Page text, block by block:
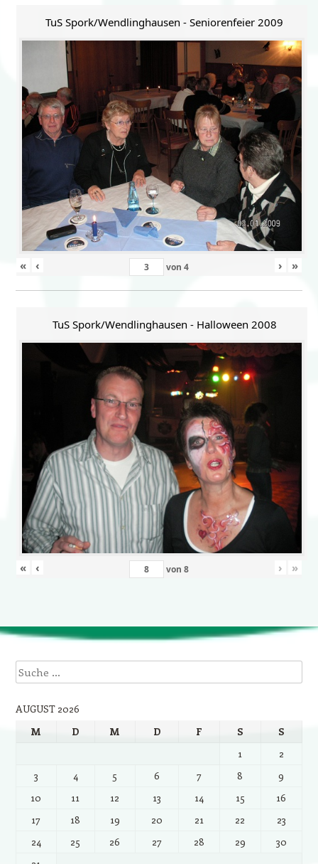
TuS Spork/Wendlinghausen - Seniorenfeier 2009
« ‹ von 4 › »
TuS Spork/Wendlinghausen - Halloween 2008
« ‹ von 8 › »
Suche
AUGUST 2026
M
D M D F S
S
1
2
3
4 5 6 7 8
9
10
11 12 13 14 15
16
17
18 19 20 21 22
23
24
25 26 27 28 29
30